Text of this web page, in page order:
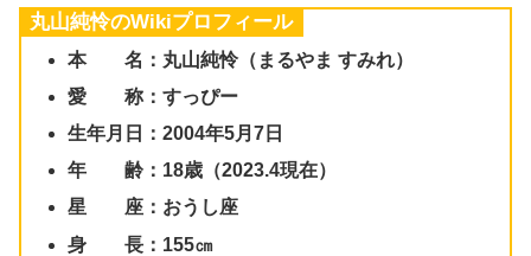
丸山純怜のWikiプロフィール
本 名： 丸山純怜（まるやま すみれ）
愛 称：すっぴー
生年月日：2004年5月7日
年 齢：18歳（2023.4現在）
星 座：おうし座
身 長：155㎝